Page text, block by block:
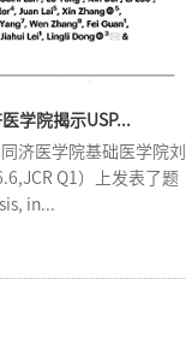
学院揭示USP...
济医学院基础医学院刘
Q1）上发表了题
in...